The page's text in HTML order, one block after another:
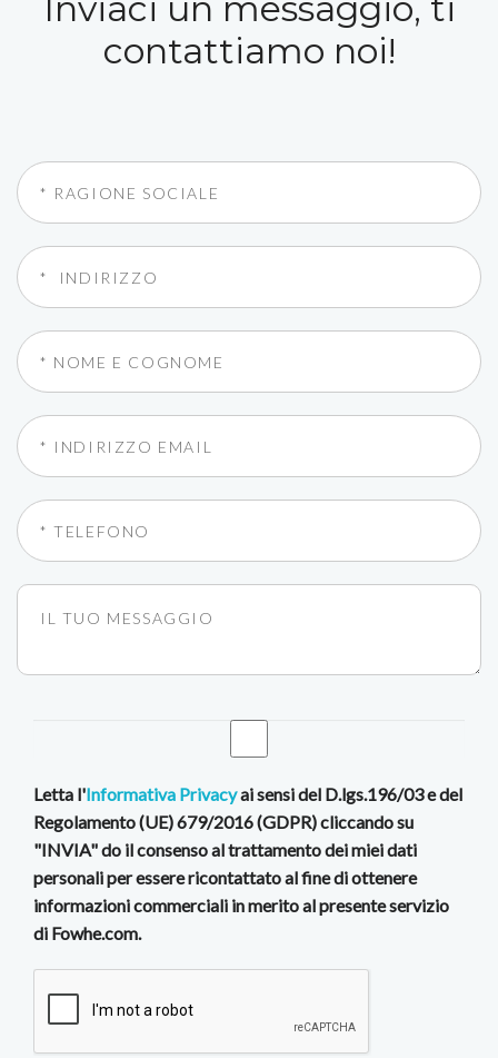
contattiamo noi!
Letta l'Informativa Privacyai sensi del D.lgs.196/03 e del
Regolamento (UE) 679/2016 (GDPR) cliccando su
"INVIA" do il consenso al trattamento dei miei dati
personali per essere ricontattato al fine di ottenere
informazioni commerciali in merito al presente servizio
di Fowhe.com.